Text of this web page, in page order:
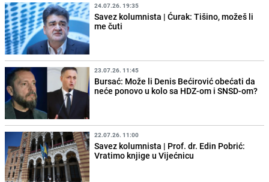
24.07.26. 19:35
Savez kolumnista | Ćurak: Tišino, možeš li
me čuti
23.07.26. 11:45
Bursać: Može li Denis Bećirović obećati da
neće ponovo u kolo sa HDZ-om i SNSD-om?
22.07.26. 11:00
Savez kolumnista | Prof. dr. Edin Pobrić:
Vratimo knjige u Vijećnicu